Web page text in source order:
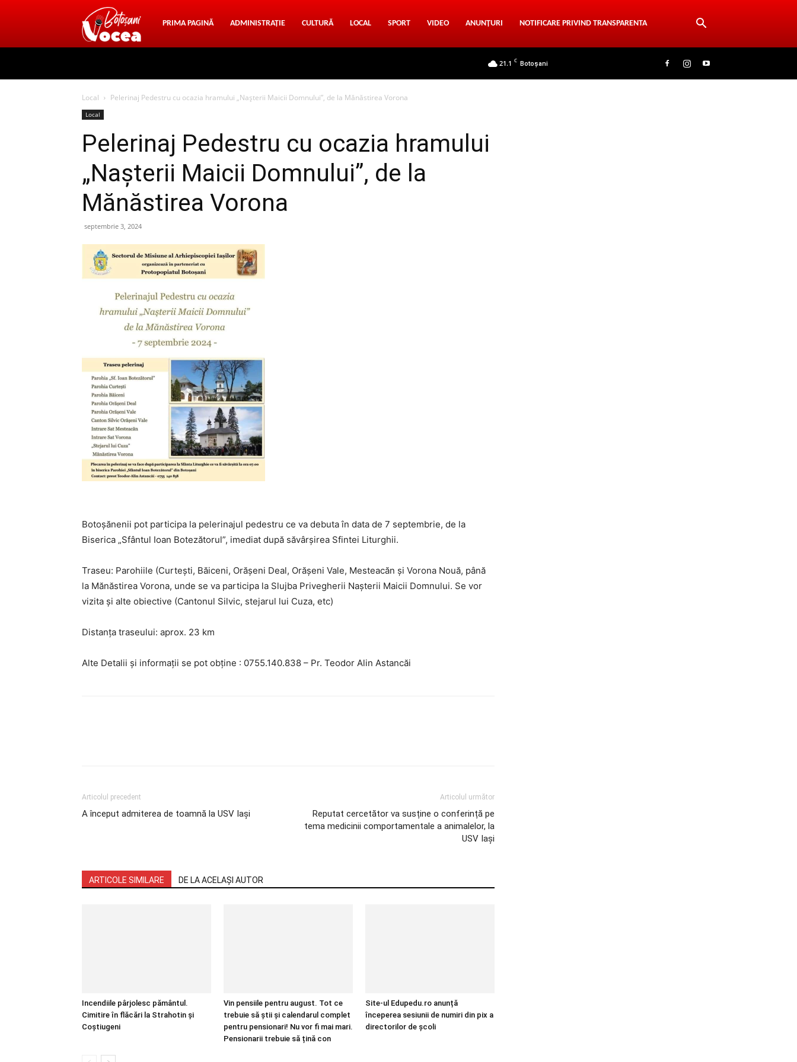
Vocea
PRIMA PAGINĂ ADMINISTRAȚIE CULTURĂ LOCAL SPORT VIDEO ANUNȚURI NOTIFICARE PRIVIND TRANSPARENTA
21.1 C Botoșani
Local Pelerinaj Pedestru cu ocazia hramului „Nașterii Maicii Domnului”, de la Mănăstirea Vorona
Local
Pelerinaj Pedestru cu ocazia hramului
„Nașterii Maicii Domnului”, de la
Mănăstirea Vorona
septembrie 3, 2024
Botoșănenii pot participa la pelerinajul pedestru ce va debuta în data de 7 septembrie, de la
Biserica „Sfântul Ioan Botezătorul”, imediat după săvârșirea Sfintei Liturghii.
Traseu: Parohiile (Curtești, Băiceni, Orășeni Deal, Orășeni Vale, Mesteacăn și Vorona Nouă, până
la Mănăstirea Vorona, unde se va participa la Slujba Privegherii Nașterii Maicii Domnului. Se vor
vizita și alte obiective (Cantonul Silvic, stejarul lui Cuza, etc)
Distanța traseului: aprox. 23 km
Alte Detalii și informații se pot obține : 0755.140.838 – Pr. Teodor Alin Astancăi
Articolul precedent
A început admiterea de toamnă la USV Iași
Articolul următor
Reputat cercetător va susține o conferință pe
tema medicinii comportamentale a animalelor, la
USV Iași
ARTICOLE SIMILARE DE LA ACELAȘI AUTOR
Incendiile pârjolesc pământul.
Cimitire în flăcări la Strahotin și
Coștiugeni
Vin pensiile pentru august. Tot ce
trebuie să știi și calendarul complet
pentru pensionari! Nu vor fi mai mari.
Pensionarii trebuie să țină con
Site-ul Edupedu.ro anunță
începerea sesiunii de numiri din pix a
directorilor de școli